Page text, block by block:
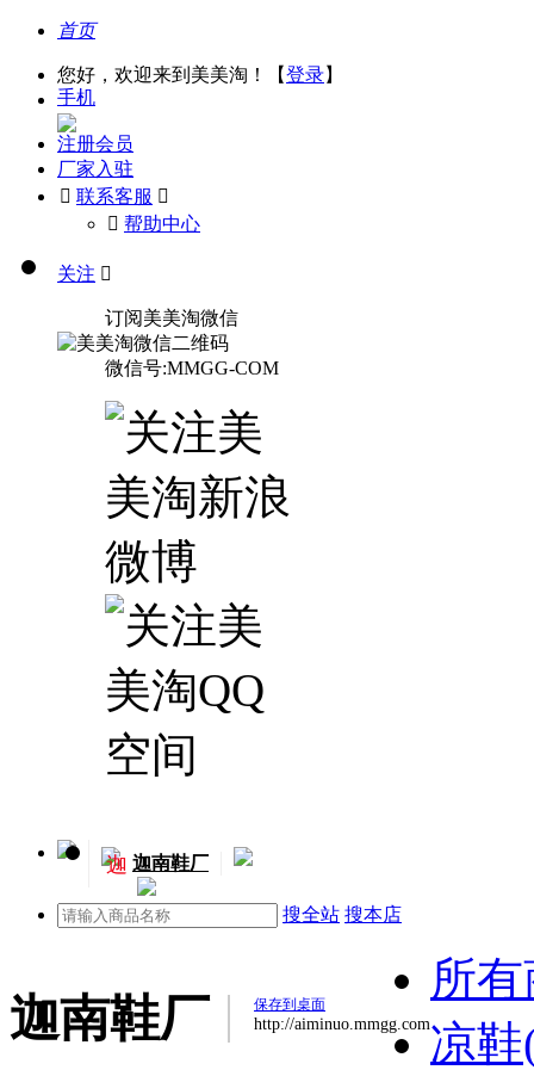
首页
您好，欢迎来到美美淘！【登录】
手机
注册会员
厂家入驻
 联系客服 
󰅃 帮助中心
关注 
订阅美美淘微信
微信号:MMGG-COM
迦 迦南鞋厂
搜全站 搜本店
迦南鞋厂 保存到桌面
http://aiminuo.mmgg.com
所
凉鞋